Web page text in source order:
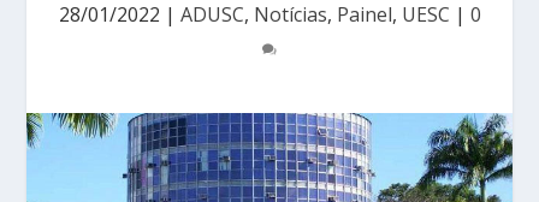
28/01/2022 | ADUSC, Notícias, Painel, UESC | 0